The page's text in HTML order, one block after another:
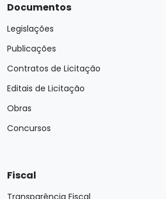
Documentos
Legislações
Publicações
Contratos de Licitação
Editais de Licitação
Obras
Concursos
Fiscal